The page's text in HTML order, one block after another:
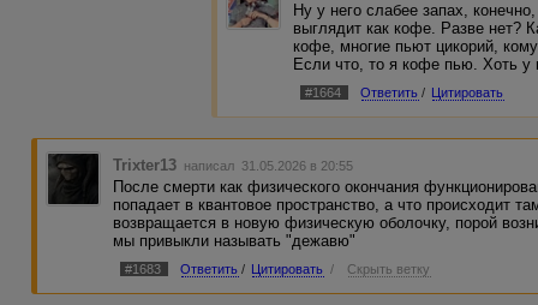
Ну у него слабее запах,
выглядит как кофе. Разве нет?
кофе, многие пьют цикорий,
Если что, то я кофе пью. Хоть у
#1664 Ответить / Цитировать
Trixter13 написал 31.05.2026 в 20:55
После смерти как физического окончания
попадает в квантовое пространство, а что происходит
возвращается в новую физическую оболочку, порой
мы привыкли называть "дежавю"
#1683 Ответить / Цитировать / Скрыть ветку